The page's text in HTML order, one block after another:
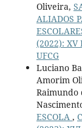
Oliveira,
ALIADOS
(2022):
UFCG
Luciano
Amorim
Raimundo
ESCOLA ,